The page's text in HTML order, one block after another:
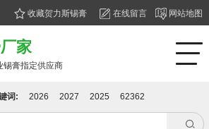
收藏贺力斯锡膏 在线留言 网站地图
家
锡膏指定供应商
词: 2026 2027 2025 62362
